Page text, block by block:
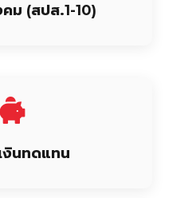
ม (สปส.1-10)
งินทดแทน